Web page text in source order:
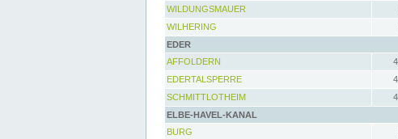
WILDUNGSMAUER
WILHERING
EDER
AFFOLDERN
EDERTALSPERRE
SCHMITTLOTHEIM
ELBE-HAVEL-KANAL
BURG